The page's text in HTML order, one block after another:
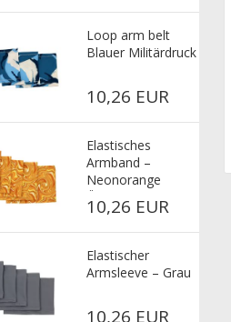
Loop arm belt
Blauer Militärdruck
10,26 EUR
Elastisches
Armband –
Neonorange
Ölflecken
10,26 EUR
Elastischer
Armsleeve – Grau
10,26 EUR